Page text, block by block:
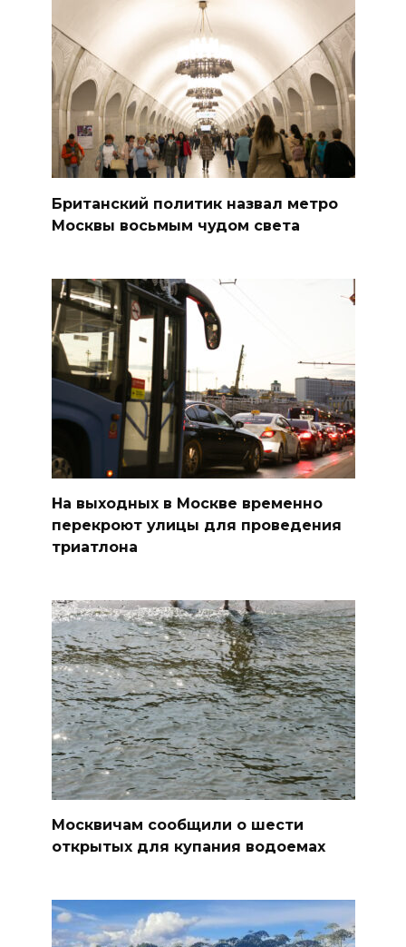
Британский политик назвал метро
Москвы восьмым чудом света
На выходных в Москве временно
перекроют улицы для проведения
триатлона
Москвичам сообщили о шести
открытых для купания водоемах